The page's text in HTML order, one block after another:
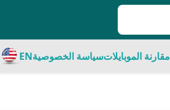
مقارنة الموبايلاتسياسة الخصوصيةEN